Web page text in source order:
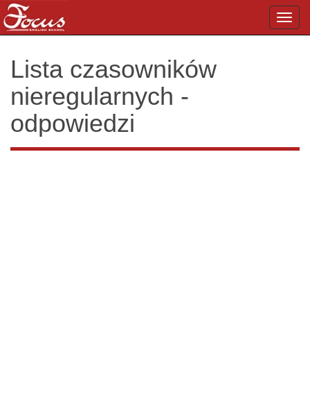
Lista czasowników
nieregularnych -
odpowiedzi